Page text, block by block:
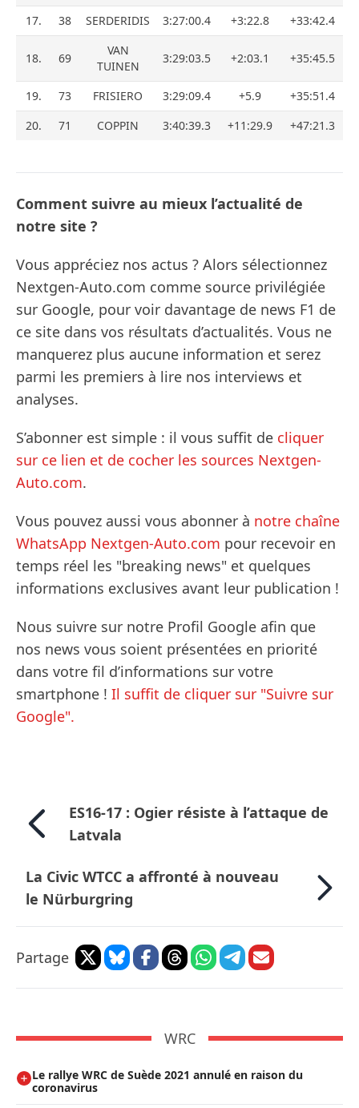
17.
38 SERDERIDIS 3:27:00.4 +3:22.8 +33:42.4
18. 69
VAN
TUINEN
3:29:03.5 +2:03.1 +35:45.5
19. 73 FRISIERO 3:29:09.4 +5.9
+35:51.4
20.
71 COPPIN 3:40:39.3 +11:29.9 +47:21.3
Comment suivre au mieux l’actualité de
notre site ?
Vous appréciez nos actus ? Alors sélectionnez
Nextgen-Auto.com comme source privilégiée
sur Google, pour voir davantage de news F1 de
ce site dans vos résultats d’actualités. Vous ne
manquerez plus aucune information et serez
parmi les premiers à lire nos interviews et
analyses.
S’abonner est simple : il vous suffit de cliquer
sur ce lien et de cocher les sources Nextgen-
Auto.com.
Vous pouvez aussi vous abonner à notre chaîne
WhatsApp Nextgen-Auto.com pour recevoir en
temps réel les "breaking news" et quelques
informations exclusives avant leur publication !
Nous suivre sur notre Profil Google afin que
nos news vous soient présentées en priorité
dans votre fil d’informations sur votre
smartphone ! Il suffit de cliquer sur "Suivre sur
Google".
ES16-17 : Ogier résiste à l’attaque de
Latvala
La Civic WTCC a affronté à nouveau
le Nürburgring
Partage
WRC
Le rallye WRC de Suède 2021 annulé en raison du
coronavirus